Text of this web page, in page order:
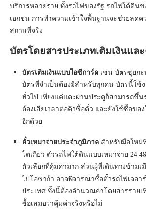
บริการหลายราย ทั้งรถไฟของรัฐ รถไฟใต้ดินข
เอกชน การทำความเข้าใจพื้นฐานจะช่วยลดค
สถานที่จริง
บัตรโดยสารประเภทเติมเงินแล
บัตรเติมเงินแบบไอซีการ์ด เช่น บัตรซุยก
บัตรที่จำเป็นต้องมีสำหรับทุกคน บัตรนี้ใช้
ทั่วไป เพียงแค่แตะผ่านประตูก็สามารถขึ้น
ต้องเสียเวลาต่อคิวซื้อตั๋ว และยังใช้ซื้อขอ
อีกด้วย
ตั๋วเหมาจ่ายประจำภูมิภาค สำหรับมือใหม่
โตเกียว ตั๋วรถไฟใต้ดินแบบเหมาจ่าย 24
ตัวเลือกที่คุ้มค่ามาก ส่วนผู้ที่เดินทางข้ามเ
ไปโอซาก้า อาจพิจารณาซื้อตั๋วรถไฟเจอา
ประเทศ ทั้งนี้ต้องคำนวณค่าโดยสารรายเ
ซื้อเสมอว่าคุ้มค่าจริงหรือไม่